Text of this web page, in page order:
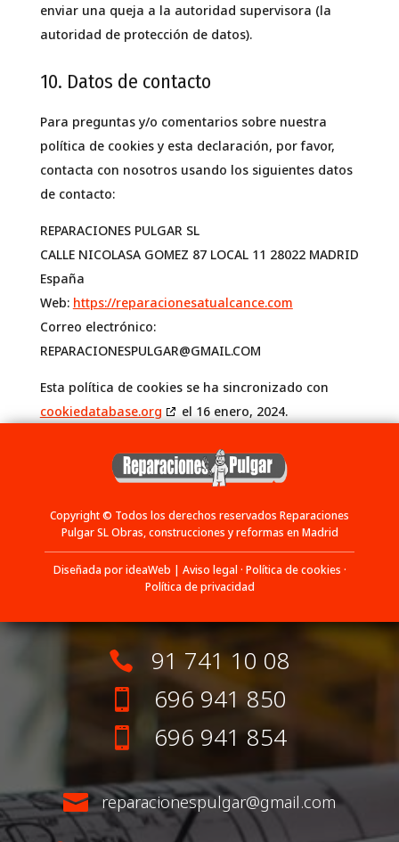
enviar una queja a la autoridad supervisora (la
autoridad de protección de datos).
10. Datos de contacto
Para preguntas y/o comentarios sobre nuestra
política de cookies y esta declaración, por favor,
contacta con nosotros usando los siguientes datos
de contacto:
REPARACIONES PULGAR SL
CALLE NICOLASA GOMEZ 87 LOCAL 11 28022 MADRID
España
Web: https://reparacionesatualcance.com
Correo electrónico:
REPARACIONESPULGAR@GMAIL.COM
Esta política de cookies se ha sincronizado con
cookiedatabase.org
el 16 enero, 2024.
Copyright © Todos los derechos reservados Reparaciones
Pulgar SL Obras, construcciones y reformas en Madrid
Diseñada por ideaWeb | Aviso legal · Política de cookies ·
Política de privacidad
 91 741 10 08
 696 941 850
 696 941 854
 reparacionespulgar@gmail.com